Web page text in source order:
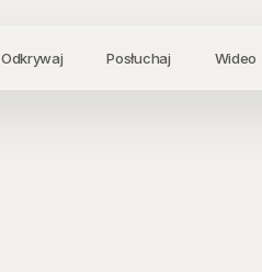
Odkrywaj Posłuchaj Wideo